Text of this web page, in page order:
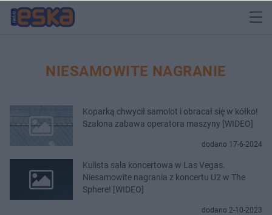
NIESAMOWITE NAGRANIE
Koparką chwycił samolot i obracał się w kółko!
Szalona zabawa operatora maszyny [WIDEO]
dodano 17-6-2024
Kulista sala koncertowa w Las Vegas.
Niesamowite nagrania z koncertu U2 w The
Sphere! [WIDEO]
dodano 2-10-2023